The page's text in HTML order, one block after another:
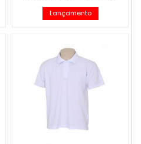
Lançamento